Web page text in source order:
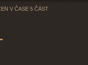
V ČASE 5 ČÁST